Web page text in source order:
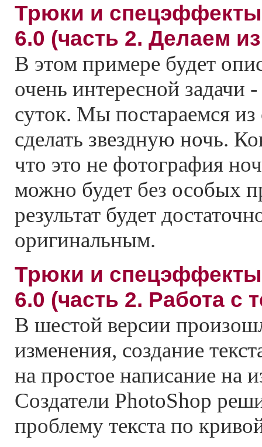
Трюки и
6.0 (часть 2. Делаем
В этом примере будет
очень интересной задачи
суток. Мы постараемся из
сделать звездную ночь.
что это не фотография
можно будет без особых
результат будет
оригинальным.
Трюки и
6.0 (часть 2. Работа с
B шестой версии
изменения, создание
на простое написание на
Cоздатели PhotoShop
проблему текста по